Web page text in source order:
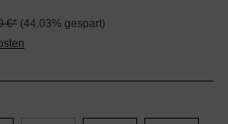
€* (44.03% gespart)